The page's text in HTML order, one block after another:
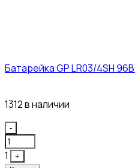
Батарейка GP LR03/4SH
1312 в наличии
Quantity
-
1
+